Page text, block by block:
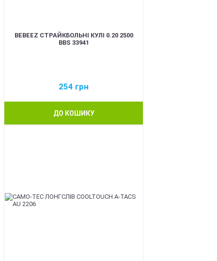
BEBEEZ СТРАЙКБОЛЬНІ КУЛІ 0.20 2500
BBS 33941
254 грн
ДО КОШИКУ